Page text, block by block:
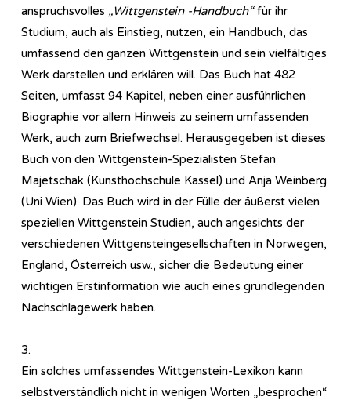
anspruchsvolles „Wittgenstein -Handbuch“für ihr
Studium, auch als Einstieg, nutzen, ein Handbuch, das
umfassend den ganzen Wittgenstein und sein vielfältiges
Werk darstellen und erklären will. Das Buch hat 482
Seiten, umfasst 94 Kapitel, neben einer ausführlichen
Biographie vor allem Hinweis zu seinem umfassenden
Werk, auch zum Briefwechsel. Herausgegeben ist dieses
Buch von den Wittgenstein-Spezialisten Stefan
Majetschak (Kunsthochschule Kassel) und Anja Weinberg
(Uni Wien). Das Buch wird in der Fülle der äußerst vielen
speziellen Wittgenstein Studien, auch angesichts der
verschiedenen Wittgensteingesellschaften in Norwegen,
England, Österreich usw., sicher die Bedeutung einer
wichtigen Erstinformation wie auch eines grundlegenden
Nachschlagewerk haben.
3.
Ein solches umfassendes Wittgenstein-Lexikon kann
selbstverständlich nicht in wenigen Worten „besprochen“